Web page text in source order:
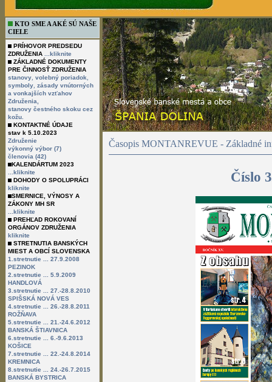
KTO SME A AKÉ SÚ NAŠE
CIELE
PRÍHOVOR PREDSEDU
ZDRUŽENIA
...kliknite
ZÁKLADNÉ DOKUMENTY
PRE ČINNOSŤ ZDRUŽENIA
stanovy volebný poriadok
symboly zásady vnútorných
a vonkajších vzťahov
Združenia,
stanovy čestného skoku cez
kožu.
KONTAKTNÉ ÚDAJE
stav k 5.10.2023
Združenie
výkonný výbor (7)
členovia (42)
KALENDÁRTUM 2023
...kliknite
DOHODY O SPOLUPRÁCI
kliknite
SMERNICE, VÝNOSY A
ZÁKONY MH SR
...kliknite
PREHĽAD ROKOVANÍ
ORGÁNOV ZDRUŽENIA
kliknite
STRETNUTIA BANSKÝCH
MIEST A OBCÍ SLOVENSKA
1.stretnutie ... 27.9.2008
PEZINOK
2.stretnutie ... 5.9.2009
HANDLOVÁ
3.stretnutie ... 27.-28.8.2010
SPIŠSKÁ NOVÁ VES
4.stretnutie ... 26.-28.8.2011
ROŽŇAVA
5.stretnutie ... 21.-24.6.2012
BANSKÁ ŠTIAVNICA
6.stretnutie ... 6.-9.6.2013
KOŠICE
7.stretnutie ... 22.-24.8.2014
KREMNICA
8.stretnutie ... 24.-26.7.2015
BANSKÁ BYSTRICA
Časopis MONTANREVUE - Základné
Číslo